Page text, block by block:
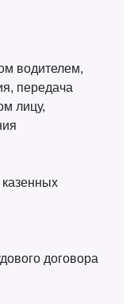
водителем,
передача
лицу,
договора